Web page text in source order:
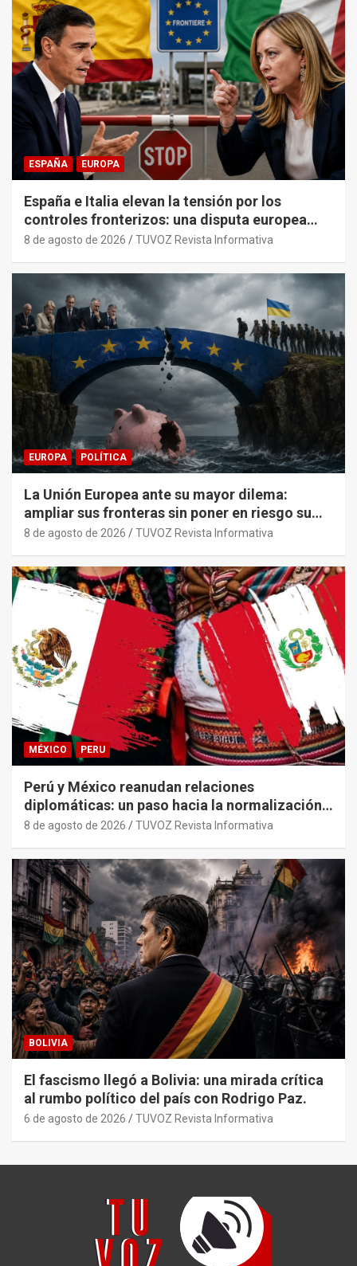
ESPAÑA EUROPA
España e Italia elevan la tensión por los
controles fronterizos: una disputa europea
con trasfondo político.
8 de agosto de 2026 TUVOZ Revista Informativa
EUROPA POLÍTICA
La Unión Europea ante su mayor dilema:
ampliar sus fronteras sin poner en riesgo su
sostenibilidad económica.
8 de agosto de 2026 TUVOZ Revista Informativa
MÉXICO PERU
Perú y México reanudan relaciones
diplomáticas: un paso hacia la normalización
tras años de tensión
8 de agosto de 2026 TUVOZ Revista Informativa
BOLIVIA
El fascismo llegó a Bolivia: una mirada crítica
al rumbo político del país con Rodrigo Paz.
6 de agosto de 2026 TUVOZ Revista Informativa